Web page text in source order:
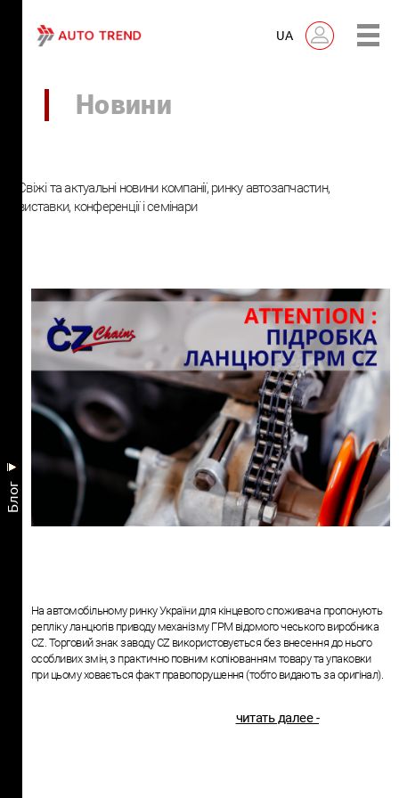
UA
Блог
Новини
Свіжі та актуальні новини компанії, ринку автозапчастин,
виставки, конференції і семінари
На автомобільному ринку України для кінцевого споживача пропонують
репліку ланцюгів приводу механізму ГРМ відомого чеського виробника
CZ. Торговий знак заводу CZ використовується без внесення до нього
особливих змін, з практично повним копіюванням товару та упаковки
при цьому ховається факт правопорушення (тобто видають за оригінал).
читать далее -